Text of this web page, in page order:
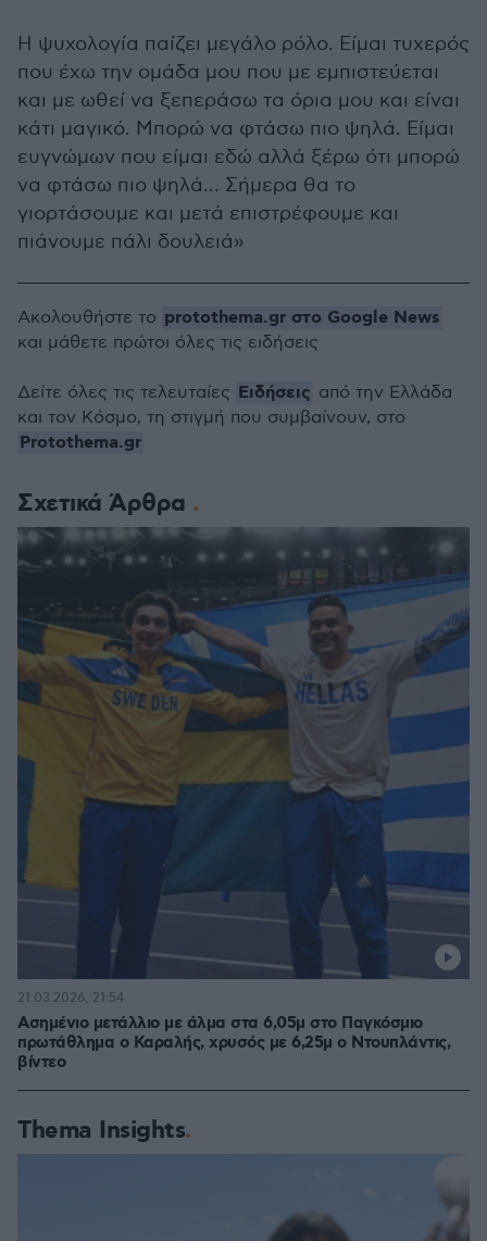
Η ψυχολογία παίζει μεγάλο ρόλο. Είμαι τυχερός
που έχω την ομάδα μου που με εμπιστεύεται
και με ωθεί να ξεπεράσω τα όρια μου και είναι
κάτι μαγικό. Μπορώ να φτάσω πιο ψηλά. Είμαι
ευγνώμων που είμαι εδώ αλλά ξέρω ότι μπορώ
να φτάσω πιο ψηλά... Σήμερα θα το
γιορτάσουμε και μετά επιστρέφουμε και
πιάνουμε πάλι δουλειά»
Σχετικά Άρθρα
Ασημένιο μετάλλιο με άλμα στα 6,05μ στο Παγκόσμιο
πρωτάθλημα ο Καραλής, χρυσός με 6,25μ ο Ντουπλάντις,
βίντεο
21.03.2026, 21:54
Thema Insights
Ακολουθήστε το protothema.gr στο Google News
και μάθετε πρώτοι όλες τις ειδήσεις
Δείτε όλες τις τελευταίες Ειδήσεις από την Ελλάδα
και τον Κόσμο, τη στιγμή που συμβαίνουν, στο
Protothema.gr